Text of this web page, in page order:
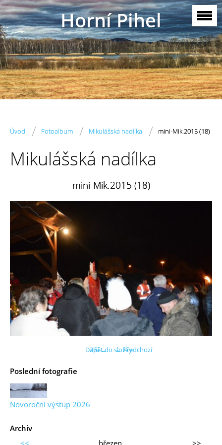
Horní Pihel
Úvod / Fotoalbum / Mikulášská nadílka / mini-Mik.2015 (18)
Mikulášská nadílka
mini-Mik.2015 (18)
← Předchozí
Další →
Zpět do složky
Poslední fotografie
Novoroční výstup 2026
Archiv